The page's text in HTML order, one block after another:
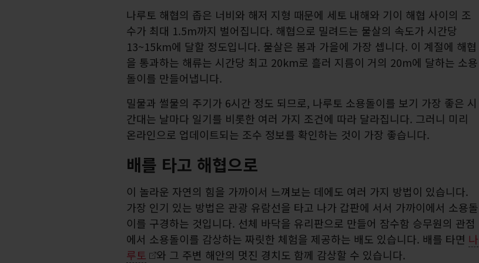
나루토 해협의 좁은 너비와 해저 지형 때문에 세토 내해와 기이 해협 사이의 조
수가 최대 1.5m까지 벌어집니다. 해협으로 밀려드는 물살의 속도가 시간당
13~15km에 달할 정도입니다. 물살은 봄과 가을에 가장 셉니다. 이 계절에 해협
을 통과하는 해류는 시간당 최고 20km로 흘러 지름이 거의 20m에 달하는 소용
돌이를 만들어냅니다.
밀물과 썰물의 주기가 6시간 정도 되므로, 나루토 소용돌이를 보기 가장 좋은 시
간대는 날마다 일기를 비롯한 여러 가지 조건에 따라 달라집니다. 그러니 미리
온라인으로 업데이트되는 조수 정보를 확인하는 것이 가장 좋습니다.
배를 타고 해협으로
이 놀라운 자연의 힘을 가까이서 느껴보는 데에도 여러 가지 방법이 있습니다.
가장 인기 있는 방법은 관광 유람선을 타고 나가 갑판에 서서 가까이에서 소용돌
이를 구경하는 것입니다. 선체 바닥을 유리판으로 만들어 잠수함 승무원의 관점
에서 소용돌이를 감상하는 짜릿한 체험을 제공하는 배도 있습니다. 배를 타면 나
루토
와 그 주변 해안의 멋진 경치도 함께 감상할 수 있습니다.